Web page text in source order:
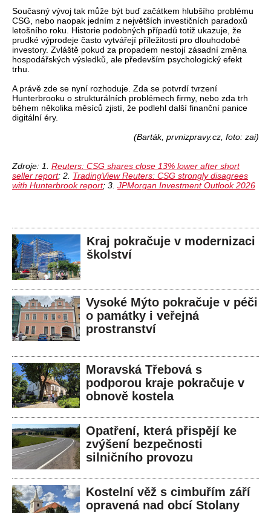
Současný vývoj tak může být buď začátkem hlubšího problému
CSG, nebo naopak jedním z největších investičních paradoxů
letošního roku. Historie podobných případů totiž ukazuje, že
prudké výprodeje často vytvářejí příležitosti pro dlouhodobé
investory. Zvláště pokud za propadem nestojí zásadní změna
hospodářských výsledků, ale především psychologický efekt
trhu.
A právě zde se nyní rozhoduje. Zda se potvrdí tvrzení
Hunterbrooku o strukturálních problémech firmy, nebo zda trh
během několika měsíců zjistí, že podlehl další finanční panice
digitální éry.
(Barták, prvnizpravy.cz, foto: zai)
Zdroje: 1. Reuters: CSG shares close 13% lower after short
seller report; 2. TradingView Reuters: CSG strongly disagrees
with Hunterbrook report; 3. JPMorgan Investment Outlook 2026
Kraj pokračuje v modernizaci
školství
Vysoké Mýto pokračuje v péči
o památky i veřejná
prostranství
Moravská Třebová s
podporou kraje pokračuje v
obnově kostela
Opatření, která přispějí ke
zvýšení bezpečnosti
silničního provozu
Kostelní věž s cimbuřím září
opravená nad obcí Stolany